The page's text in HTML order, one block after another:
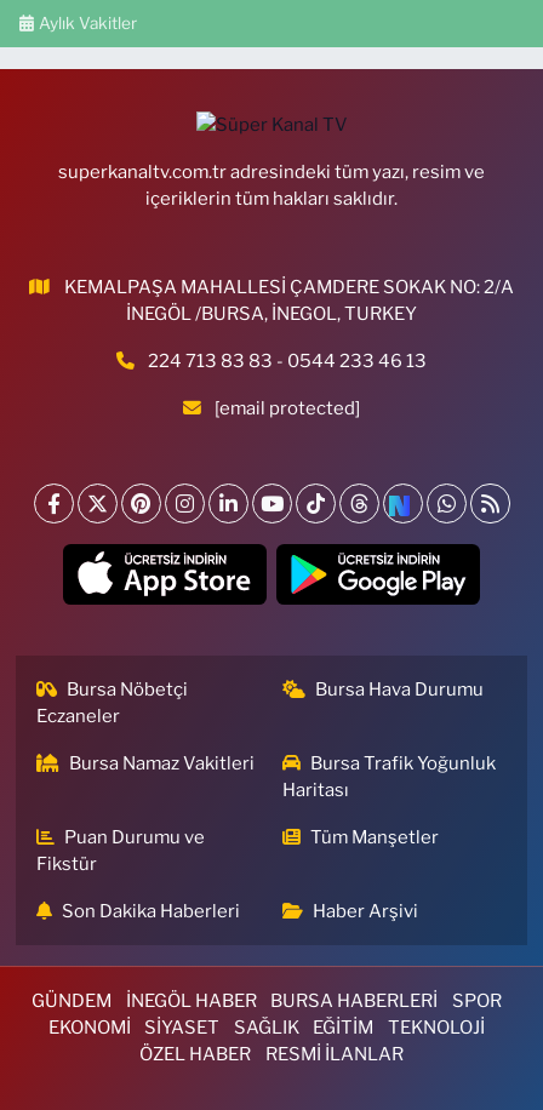
Aylık Vakitler
superkanaltv.com.tr adresindeki tüm yazı, resim ve
içeriklerin tüm hakları saklıdır.
KEMALPAŞA MAHALLESİ ÇAMDERE SOKAK NO: 2/A
İNEGÖL /BURSA, İNEGOL, TURKEY
224 713 83 83 - 0544 233 46 13
[email protected]
Bursa Nöbetçi
Eczaneler
Bursa Hava Durumu
Bursa Namaz Vakitleri
Bursa Trafik Yoğunluk
Haritası
Puan Durumu ve
Fikstür
Tüm Manşetler
Son Dakika Haberleri Haber Arşivi
GÜNDEM İNEGÖL HABER BURSA HABERLERİ
SPOR
EKONOMİ
SİYASET SAĞLIK EĞİTİM
TEKNOLOJİ
ÖZEL HABER
RESMİ İLANLAR